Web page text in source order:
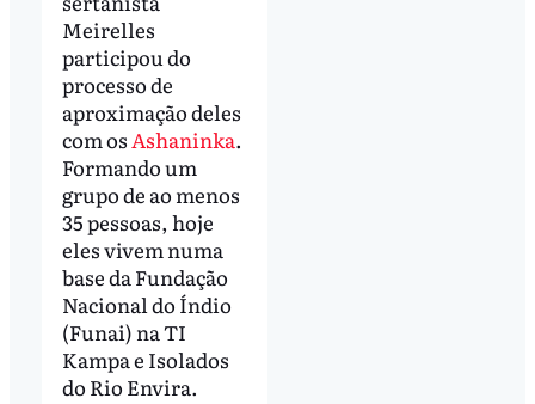
Meirelles
participou do
processo de
aproximação deles
com osAshaninka.
Formando um
grupo de ao menos
35 pessoas, hoje
eles vivem numa
base da Fundação
Nacional do Índio
(Funai) na TI
Kampa e Isolados
do Rio Envira.